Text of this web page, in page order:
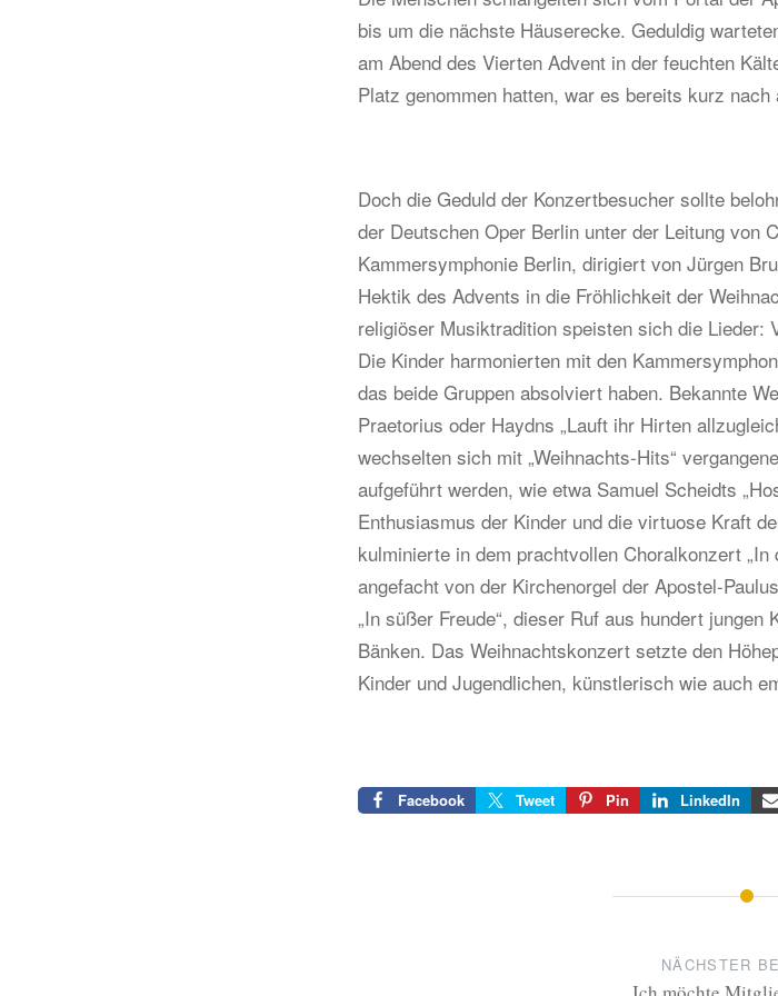
bis um die nächste Häuserecke. Geduldig
am Abend des Vierten Advent in der feuchten
Platz genommen hatten, war es bereits kurz nach
Doch die Geduld der Konzertbesucher sollte
der Deutschen Oper Berlin unter der Leitung von
Kammersymphonie Berlin, dirigiert von Jürgen
Hektik des Advents in die Fröhlichkeit der
religiöser Musiktradition speisten sich die Lieder:
Die Kinder harmonierten mit den
das beide Gruppen absolviert haben. Bekannte
Praetorius oder Haydns „Lauft ihr Hirten
wechselten sich mit „Weihnachts-Hits“
aufgeführt werden, wie etwa Samuel Scheidts
Enthusiasmus der Kinder und die virtuose Kraft
kulminierte in dem prachtvollen Choralkonzert
angefacht von der Kirchenorgel der Apostel-
„In süßer Freude“, dieser Ruf aus hundert
Bänken. Das Weihnachtskonzert setzte den
Kinder und Jugendlichen, künstlerisch wie auch
Facebook Tweet Pin LinkedIn
NÄCHSTER